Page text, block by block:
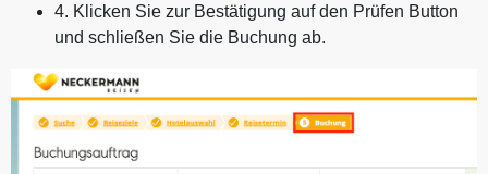
4. Klicken Sie zur Bestätigung auf den Prüfen Button
und schließen Sie die Buchung ab.